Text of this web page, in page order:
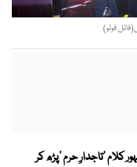
فوٹو)
'تاجدارِ حرم 'پڑھ کر